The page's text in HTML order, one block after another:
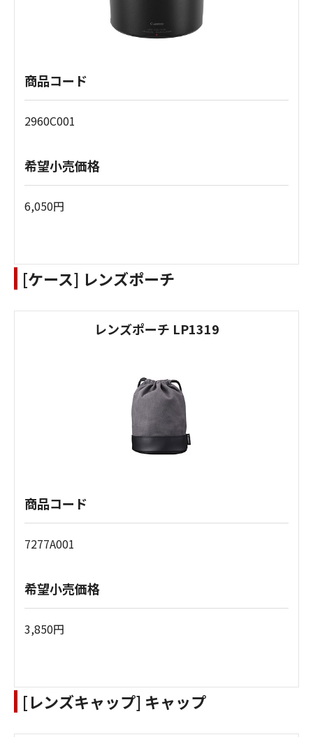
商品コード
2960C001
希望小売価格
6,050円
[ケース] レンズポーチ
レンズポーチ LP1319
商品コード
7277A001
希望小売価格
3,850円
[レンズキャップ] キャップ